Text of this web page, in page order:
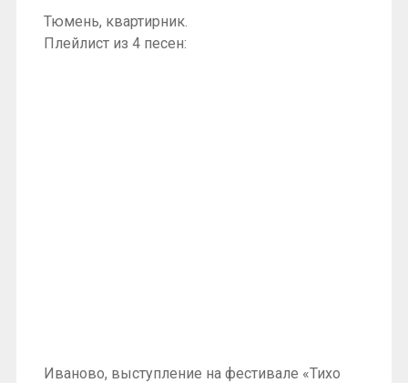
Тюмень, квартирник.
Плейлист из 4 песен:
Иваново, выступление на фестивале «Тихо